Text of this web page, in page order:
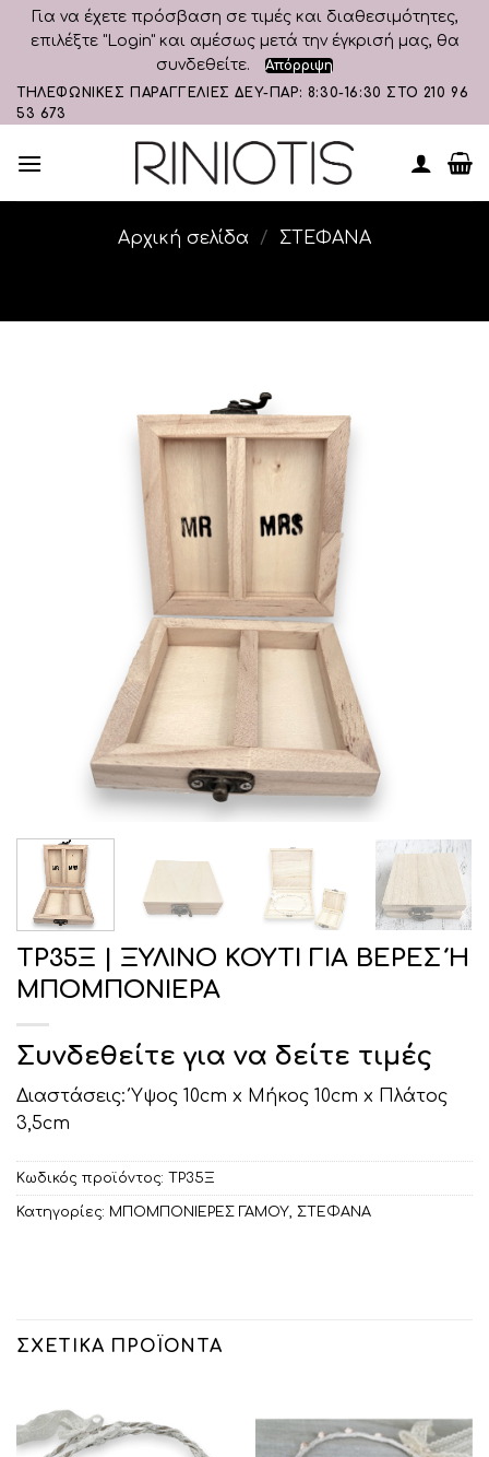
Για να έχετε πρόσβαση σε τιμές και διαθεσιμότητες,
επιλέξτε "Login" και αμέσως μετά την έγκρισή μας, θα
συνδεθείτε.
Απόρριψη
Skip
to
ΤΗΛΕΦΩΝΙΚΕΣ ΠΑΡΑΓΓΕΛΙΕΣ ΔΕΥ-ΠΑΡ: 8:30-16:30 ΣΤΟ 210 96
53 673
Αρχική σελίδα / ΣΤΕΦΑΝΑ
ΤΡ35Ξ | ΞΥΛΙΝΟ ΚΟΥΤΙ ΓΙΑ ΒΕΡΕΣ Ή
ΜΠΟΜΠΟΝΙΕΡΑ
Συνδεθείτε για να δείτε τιμές
Διαστάσεις: Ύψος 10cm x Μήκος 10cm x Πλάτος
3,5cm
Κωδικός προϊόντος: ΤΡ35Ξ
Κατηγορίες: ΜΠΟΜΠΟΝΙΕΡΕΣ ΓΑΜΟΥ ΣΤΕΦΑΝΑ
ΣΧΕΤΙΚΆ ΠΡΟΪΌΝΤΑ